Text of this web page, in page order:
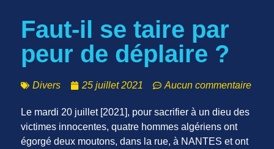
Faut-il se taire par
peur de déplaire ?
Divers 25 juillet 2021 Aucun commentaire
Le mardi 20 juillet [2021], pour sacrifier à un dieu des
victimes innocentes, quatre hommes algériens ont
égorgé deux moutons, dans la rue, à NANTES et ont